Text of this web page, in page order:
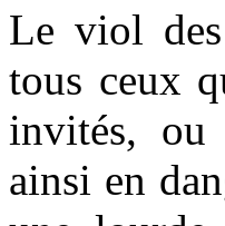
Le viol
tous ceux
invités, ou
ainsi en